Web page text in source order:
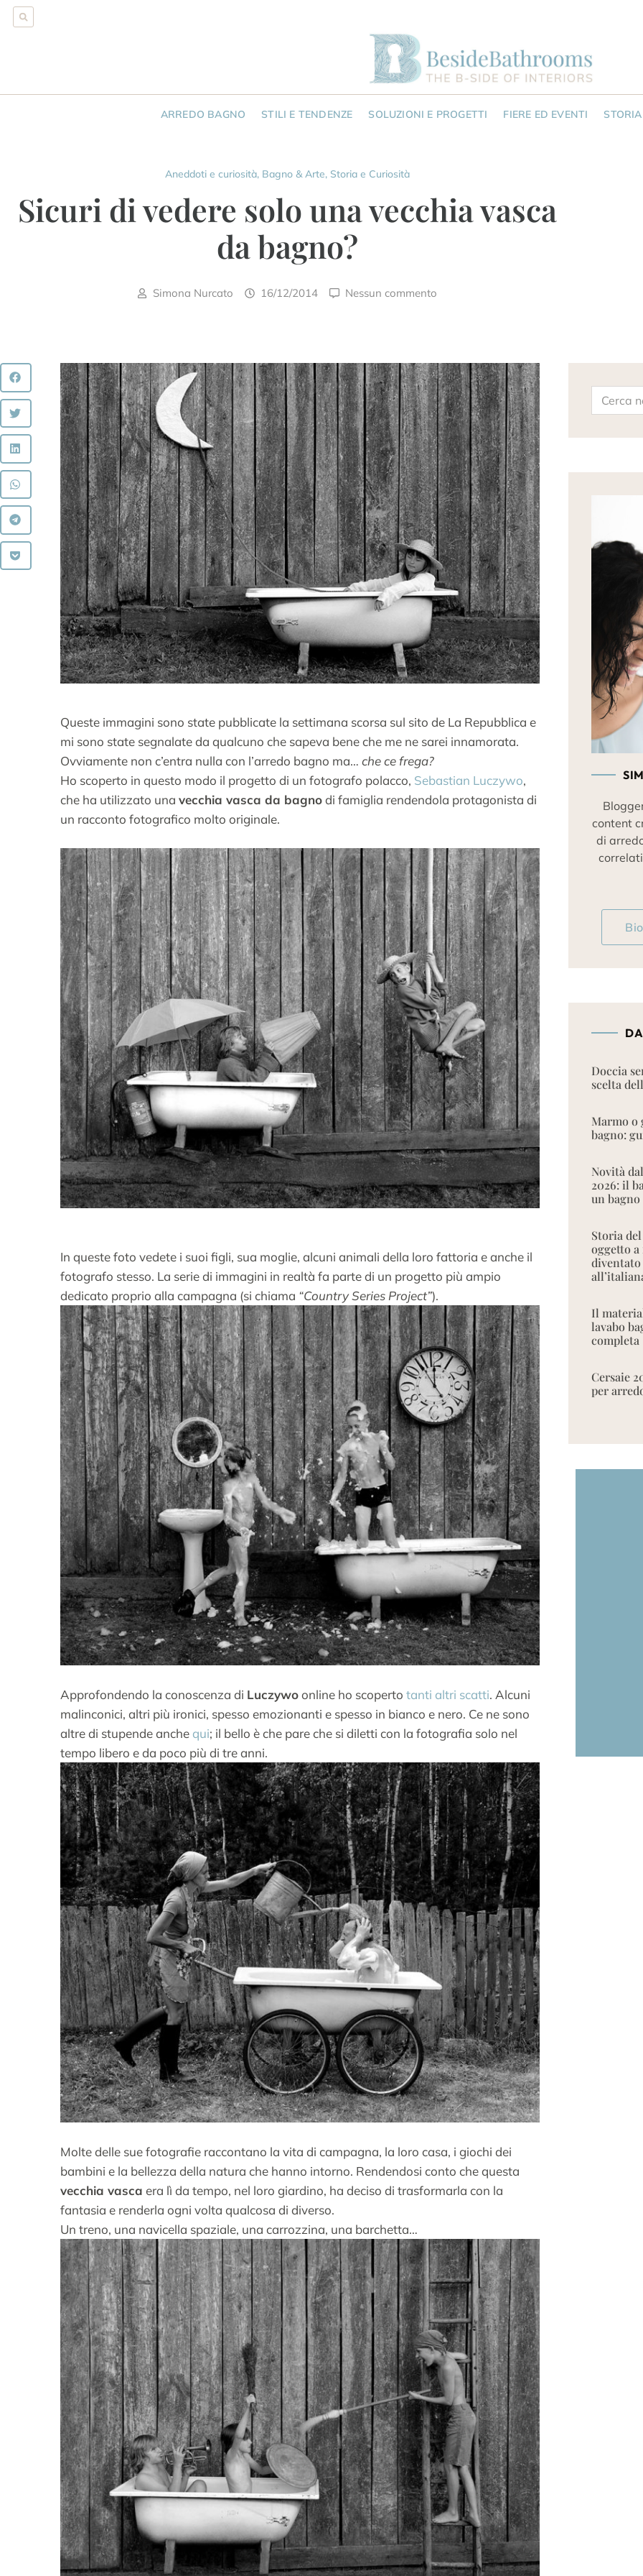
ARREDO BAGNO STILI E TENDENZE SOLUZIONI E PROGETTI FIERE ED EVENTI
Aneddoti e curiosità, Bagno & Arte, Storia e Curiosità
Sicuri di vedere solo una vecchia vasca
da bagno?
Simona Nurcato 16/12/2014 Nessun commento
Queste immagini sono state pubblicate la settimana scorsa sul sito de La Repubblica e
mi sono state segnalate da qualcuno che sapeva bene che me ne sarei innamorata.
Ovviamente non c’entra nulla con l’arredo bagno ma… che ce frega?
Ho scoperto in questo modo il progetto di un fotografo polacco, Sebastian Luczywo,
che ha utilizzato una vecchia vasca da bagnodi famiglia rendendola protagonista di
un racconto fotografico molto originale.
In queste foto vedete i suoi figli, sua moglie, alcuni animali della loro fattoria e anche il
fotografo stesso. La serie di immagini in realtà fa parte di un progetto più ampio
dedicato proprio alla campagna (si chiama “Country Series Project”).
Approfondendo la conoscenza di Luczywoonline ho scoperto tanti altri scatti. Alcuni
malinconici, altri più ironici, spesso emozionanti e spesso in bianco e nero. Ce ne sono
altre di stupende anche qui; il bello è che pare che si diletti con la fotografia solo nel
tempo libero e da poco più di tre anni.
Molte delle sue fotografie raccontano la vita di campagna, la loro casa, i giochi dei
bambini e la bellezza della natura che hanno intorno. Rendendosi conto che questa
vecchia vasca era lì da tempo, nel loro giardino, ha deciso di trasformarla con la
fantasia e renderla ogni volta qualcosa di diverso.
Un treno, una navicella spaziale, una carrozzina, una barchetta…
content
di
Bio
Doccia
scelta
Marmo o
bagno:
Novità
2026: il
un bagno
Storia
oggetto
diventato
Il
lavabo
completa
Cersaie
per